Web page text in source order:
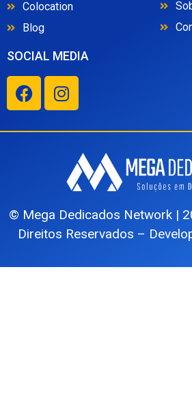
Colocation
Blog
SOCIAL MEDIA
© Mega Dedicados Network |
Direitos Reservados –